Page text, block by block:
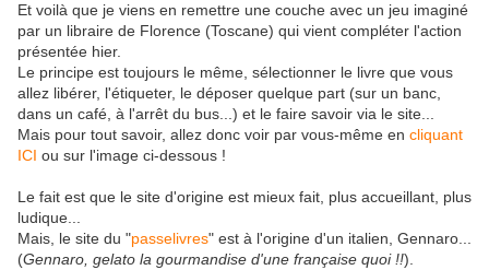
Et voilà que je viens en remettre une couche avec un jeu imaginé
par un libraire de Florence (Toscane) qui vient compléter l'action
présentée hier.
Le principe est toujours le même, sélectionner le livre que vous
allez libérer, l'étiqueter, le déposer quelque part (sur un banc,
dans un café, à l'arrêt du bus...) et le faire savoir via le site...
Mais pour tout savoir, allez donc voir par vous-même en cliquant
ICI ou sur l'image ci-dessous !
Le fait est que le site d'origine est mieux fait, plus accueillant, plus
ludique...
Mais, le site du "passelivres" est à l'origine d'un italien, Gennaro...
(Gennaro, gelato la gourmandise d'une française quoi !!).